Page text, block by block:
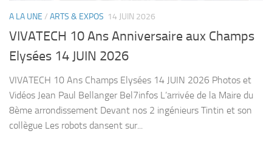
A LA UNE / ARTS & EXPOS 14 JUIN 2026
VIVATECH 10 Ans Anniversaire aux Champs
Elysées 14 JUIN 2026
VIVATECH 10 Ans Champs Elysées 14 JUIN 2026 Photos et
Vidéos Jean Paul Bellanger Bel7infos L’arrivée de la Maire du
8ème arrondissement Devant nos 2 ingénieurs Tintin et son
collègue Les robots dansent sur...